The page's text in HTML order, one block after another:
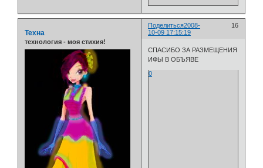
Поделиться 16
2008-
10-09 17:15:19
Техна
технология - моя стихия!
СПАСИБО ЗА РАЗМЕЩЕНИЯ
ИФЫ В ОБЪЯВЕ
0